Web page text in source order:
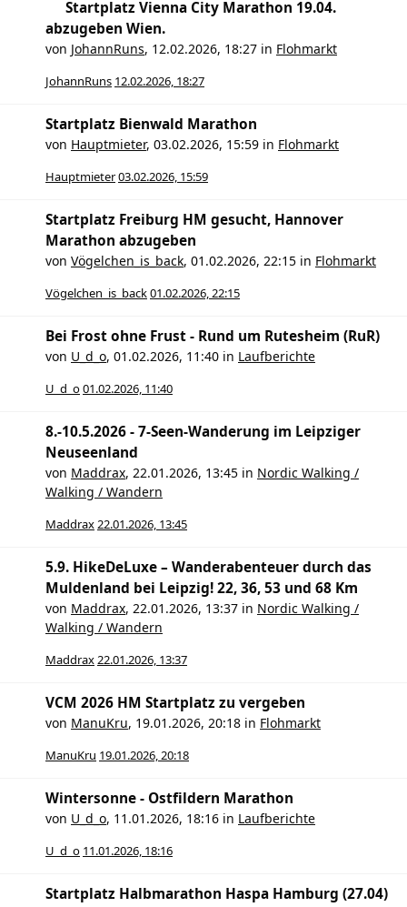
Startplatz Vienna City Marathon 19.04.
abzugeben Wien.
von JohannRuns, 12.02.2026, 18:27 in Flohmarkt
JohannRuns 12.02.2026, 18:27
Startplatz Bienwald Marathon
von Hauptmieter, 03.02.2026, 15:59 in Flohmarkt
Hauptmieter03.02.2026, 15:59
Startplatz Freiburg HM gesucht, Hannover
Marathon abzugeben
von Vögelchen_is_back, 01.02.2026, 22:15 in Flohmarkt
Vögelchen_is_back01.02.2026, 22:15
Bei Frost ohne Frust - Rund um Rutesheim (RuR)
von U_d_o, 01.02.2026, 11:40 in Laufberichte
U_d_o01.02.2026, 11:40
8.-10.5.2026 - 7-Seen-Wanderung im Leipziger
Neuseenland
von Maddrax, 22.01.2026, 13:45 in Nordic Walking /
Walking / Wandern
Maddrax22.01.2026, 13:45
5.9. HikeDeLuxe – Wanderabenteuer durch das
Muldenland bei Leipzig! 22, 36, 53 und 68 Km
von Maddrax, 22.01.2026, 13:37 in Nordic Walking /
Walking / Wandern
Maddrax22.01.2026, 13:37
VCM 2026 HM Startplatz zu vergeben
von ManuKru, 19.01.2026, 20:18 in Flohmarkt
ManuKru 19.01.2026, 20:18
Wintersonne - Ostfildern Marathon
von U_d_o, 11.01.2026, 18:16 in Laufberichte
U_d_o 11.01.2026, 18:16
Startplatz Halbmarathon Haspa Hamburg (27.04)